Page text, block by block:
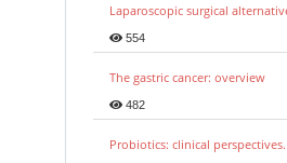
Laparoscopic surgical
554
The gastric cancer: overview
482
Probiotics: clinical perspectives.